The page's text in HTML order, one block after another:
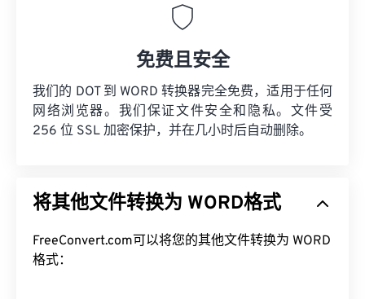
免费且安全
我们的 DOT 到 WORD 转换器完全免费，适用于任何
网络浏览器。我们保证文件安全和隐私。文件受
256 位 SSL 加密保护，并在几小时后自动删除。
将其他文件转换为 WORD格式
FreeConvert.com可以将您的其他文件转换为 WORD
格式：